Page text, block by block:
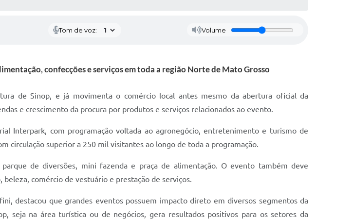
Tom de voz: Volume
confecções e serviços em toda a região Norte de Mato Grosso
de Sinop, e já movimenta o comércio local antes mesmo da abertura oficial da
e crescimento da procura por produtos e serviços relacionados ao evento.
Interpark, com programação voltada ao agronegócio, entretenimento e turismo de
circulação superior a 250 mil visitantes ao longo de toda a programação.
de diversões, mini fazenda e praça de alimentação. O evento também deve
comércio de vestuário e prestação de serviços.
destacou que grandes eventos possuem impacto direto em diversos segmentos da
seja na área turística ou de negócios, gera resultados positivos para os setores da